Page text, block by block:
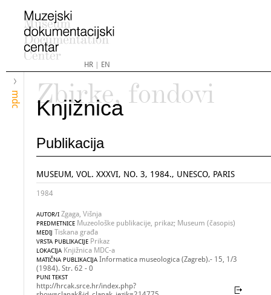
HR| EN
mdc
Zbirke, fondovi
Knjižnica
Publikacija
MUSEUM, VOL. XXXVI, NO. 3, 1984., UNESCO, PARIS
1984
AUTOR/I Zgaga, Višnja
PREDMETNICE Muzeološke publikacije, prikaz; Museum (časopis)
MEDIJ Tiskana građa
VRSTA PUBLIKACIJE Prikaz
LOKACIJA Knjižnica MDC-a
MATIČNA PUBLIKACIJA Informatica museologica (Zagreb).- 15, 1/3
(1984). Str. 62 - 0
PUNI TEKST
http://hrcak.srce.hr/index.php?